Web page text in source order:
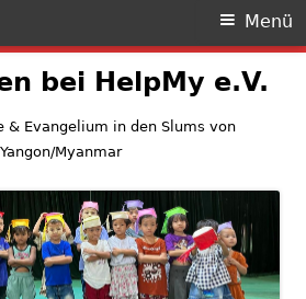
bei HelpMy e.V.
& Evangelium in den Slums von
Yangon/Myanmar
Menü